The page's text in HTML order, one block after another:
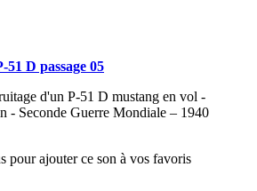
D passage 05
d'un P-51 D mustang en vol -
- Seconde Guerre Mondiale – 1940